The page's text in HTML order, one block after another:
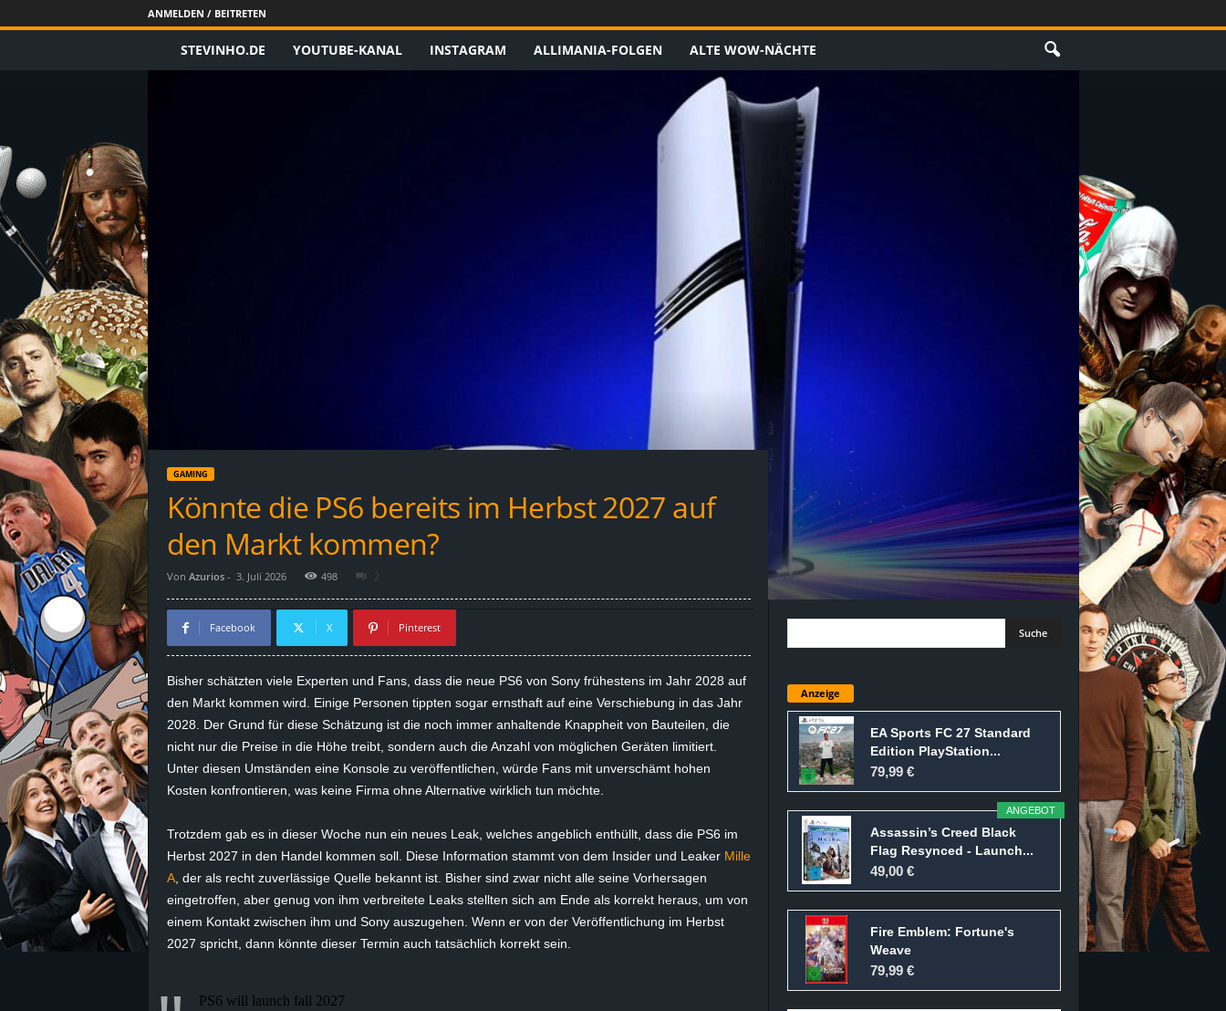
ANMELDEN / BEITRETEN
e
i
n
s
g
z
STEVINHO.DE YOUTUBE-KANAL INSTAGRAM ALLIMANIA-FOLGEN ALTE WOW-NÄCHTE
GAMING
Könnte die PS6 bereits im Herbst 2027 auf
den Markt kommen?
Von Azurios- 3. Juli 2026 498 2
Facebook X Pinterest
Bisher schätzten viele Experten und Fans, dass die neue PS6 von Sony frühestens im Jahr 2028 auf
den Markt kommen wird. Einige Personen tippten sogar ernsthaft auf eine Verschiebung in das Jahr
2028. Der Grund für diese Schätzung ist die noch immer anhaltende Knappheit von Bauteilen, die
nicht nur die Preise in die Höhe treibt, sondern auch die Anzahl von möglichen Geräten limitiert.
Unter diesen Umständen eine Konsole zu veröffentlichen, würde Fans mit unverschämt hohen
Kosten konfrontieren, was keine Firma ohne Alternative wirklich tun möchte.
Trotzdem gab es in dieser Woche nun ein neues Leak, welches angeblich enthüllt, dass die PS6 im
Herbst 2027 in den Handel kommen soll. Diese Information stammt von dem Insider und Leaker Mille
A, der als recht zuverlässige Quelle bekannt ist. Bisher sind zwar nicht alle seine Vorhersagen
eingetroffen, aber genug von ihm verbreitete Leaks stellten sich am Ende als korrekt heraus, um von
einem Kontakt zwischen ihm und Sony auszugehen. Wenn er von der Veröffentlichung im Herbst
2027 spricht, dann könnte dieser Termin auch tatsächlich korrekt sein.
PS6 will launch fall 2027
Anzeige
EA Sports FC 27 Standard
Edition PlayStation...
79,99 €
ANGEBOT
Assassin’s Creed Black
Flag Resynced - Launch...
49,00 €
Fire Emblem: Fortune's
Weave
79,99 €